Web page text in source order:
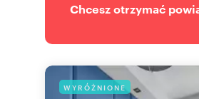
Chcesz otrzymać
WYRÓŻNIONE